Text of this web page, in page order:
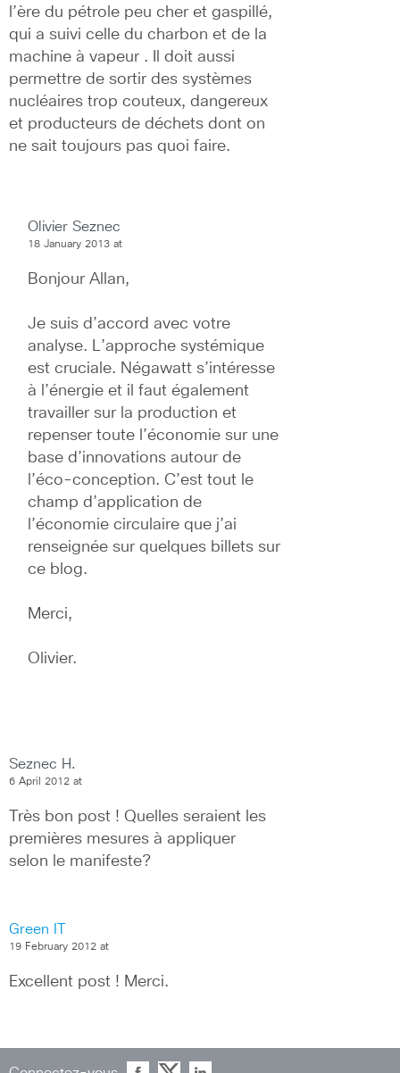
l’ère du pétrole peu cher et gaspillé,
qui a suivi celle du charbon et de la
machine à vapeur . Il doit aussi
permettre de sortir des systèmes
nucléaires trop couteux, dangereux
et producteurs de déchets dont on
ne sait toujours pas quoi faire.
Olivier Seznec
18 January 2013 at
Bonjour Allan,
Je suis d’accord avec votre
analyse. L’approche systémique
est cruciale. Négawatt s’intéresse
à l’énergie et il faut également
travailler sur la production et
repenser toute l’économie sur une
base d’innovations autour de
l’éco-conception. C’est tout le
champ d’application de
l’économie circulaire que j’ai
renseignée sur quelques billets sur
ce blog.
Merci,
Olivier.
Seznec H.
6 April 2012 at
Très bon post ! Quelles seraient les
premières mesures à appliquer
selon le manifeste?
Green IT
19 February 2012 at
Excellent post ! Merci.